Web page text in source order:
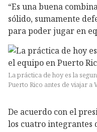
“Es una buena
sólido, sumamente
para poder jugar en
La práctica de hoy es la
Puerto Rico antes de viajar a
De acuerdo con el
los cuatro integrantes